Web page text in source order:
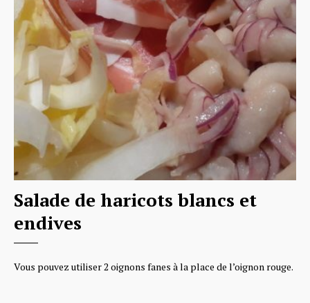
Salade de haricots blancs et
endives
Vous pouvez utiliser 2 oignons fanes à la place de l’oignon rouge.